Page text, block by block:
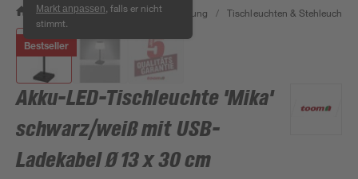
Markt anpassen , falls er nicht
stimmt.
/ Wohnen & Haushalt / Beleuchtung / Tischleuchten & Stehleuchten
Bestseller
Akku-LED-Tischleuchte 'Mika'
schwarz/weiß mit USB-
Ladekabel Ø 13 x 30 cm